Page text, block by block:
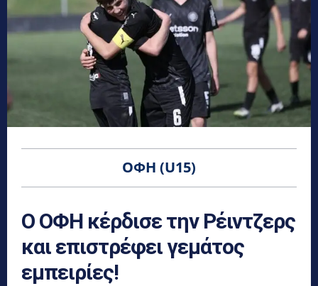
ΟΦΗ (U15)
Ο ΟΦΗ κέρδισε την Ρέιντζερς
και επιστρέφει γεμάτος
εμπειρίες!